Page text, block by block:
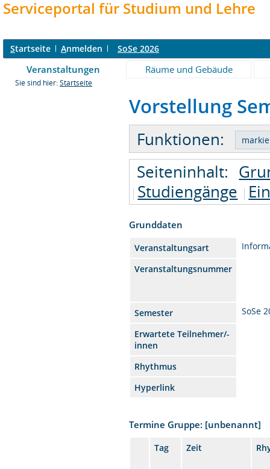
Serviceportal für Studium und Lehre
Startseite Anmelden SoSe 2026
Veranstaltungen Räume und Gebäude
Sie sind hier: Startseite
Vorstellung
Funktionen:
Seiteninhalt:
Studiengänge
Grunddaten
Veranstaltungsart
Veranstaltungsnummer
Semester
SoSe
Erwartete Teilnehmer/-
innen
Rhythmus
Hyperlink
Termine Gruppe: [unbenannt]
Tag Zeit